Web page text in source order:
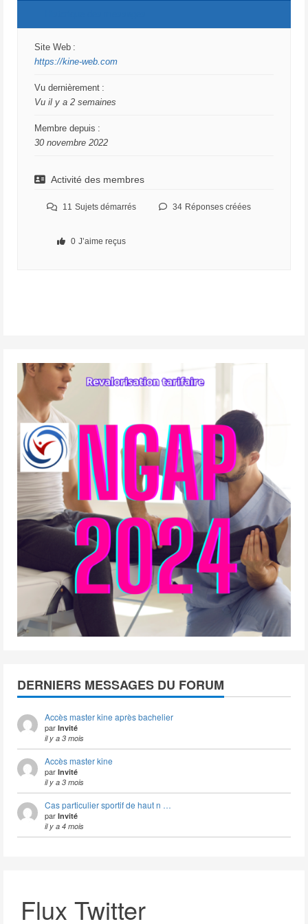
Site Web :
https://kine-web.com
Vu dernièrement :
Vu il y a 2 semaines
Membre depuis :
30 novembre 2022
Activité des membres
11 Sujets démarrés 34 Réponses créées
0 J’aime reçus
DERNIERS MESSAGES DU FORUM
Accès master kine après bachelier
par Invité
il y a 3 mois
Accès master kine
par Invité
il y a 3 mois
Cas particulier sportif de haut n …
par Invité
il y a 4 mois
Flux Twitter